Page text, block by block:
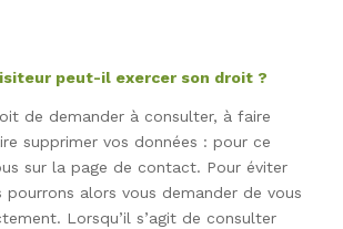
peut-il exercer son droit ?
de demander à consulter, à faire
supprimer vos données : pour ce
sur la page de contact. Pour éviter
alors vous demander de vous
Lorsqu’il s’agit de consulter